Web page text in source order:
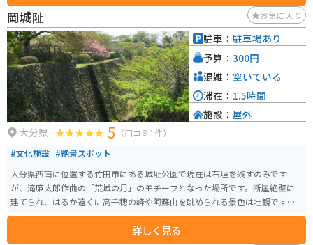
味わうことができます。 また、道の駅 竹田は、バイクツーリングの休憩スポ
ットとしても人気があります。広々とした駐車場があり、バイクスタンドも
設置されています。周辺には、やまなみハイウェイやミルクロードといっ
た、景色が美しいワインディングロードが数多く走っており、ツーリングを
楽しむことができます。 道の駅 竹田を訪れた際には、ぜひ、竹田市の特産品
である「おおいた豊後牛」や「竹田丸福醤油」などを味わってみてくださ
い。また、周辺には、岡城阯や長湯温泉などの観光スポットもありますの
で、合わせて訪れてみるのもおすすめです。
岡城阯 お気に入り
大分県 5 （口コミ1件）
#文化施設 #絶景スポット
大分県西南に位置する竹田市にある城址公園で現在は石垣を残すのみです
が、滝廉太郎作曲の「荒城の月」のモチーフとなった場所です。断崖絶壁に
建てられ、はるか遠くに高千穂の峰や阿蘇山を眺められる景色は壮観です。
場内には多くの桜が植えられており、花見の名所としても有名です。
詳しく見る
駐車： 駐車場あり
予算： 300円
混雑： 空いている
滞在： 1.5時間
施設： 屋外